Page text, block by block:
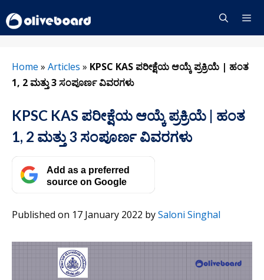
to
content
Home » Articles » KPSC KAS ಪರೀಕ್ಷೆಯ ಆಯ್ಕೆ ಪ್ರಕ್ರಿಯೆ | ಹಂತ
1, 2 ಮತ್ತು 3 ಸಂಪೂರ್ಣ ವಿವರಗಳು
KPSC KAS ಪರೀಕ್ಷೆಯ ಆಯ್ಕೆ ಪ್ರಕ್ರಿಯೆ | ಹಂತ
1, 2 ಮತ್ತು 3 ಸಂಪೂರ್ಣ ವಿವರಗಳು
Add as a preferred
source on Google
Published on 17 January 2022 bySaloni Singhal